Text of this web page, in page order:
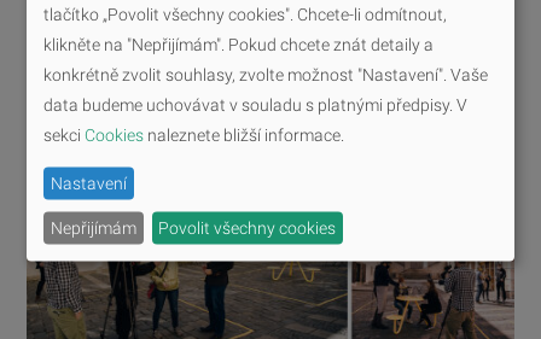
tlačítko „Povolit všechny cookies". Chcete-li odmítnout,
klikněte na "Nepřijímám". Pokud chcete znát detaily a
konkrétně zvolit souhlasy, zvolte možnost "Nastavení". Vaše
data budeme uchovávat v souladu s platnými předpisy. V
sekci Cookies naleznete bližší informace.
Nastavení
Nepřijímám Povolit všechny cookies